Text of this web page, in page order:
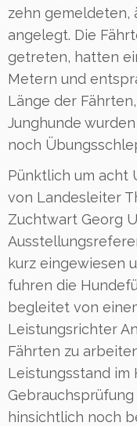
zehn gemeldeten,
angelegt. Die
getreten, hatten
Metern und
Länge der
Junghunde
noch
Pünktlich um acht
von Landesleiter
Zuchtwart Georg
kurz eingewiesen
fuhren die
begleitet von
Leistungsrichter
Fährten zu
Leistungsstand im
hinsichtlich noch